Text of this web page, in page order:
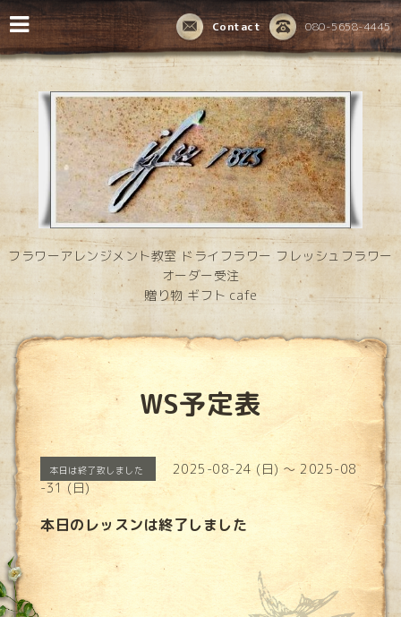
080-5658-4445
Contact
フラワーアレンジメント教室 ドライフラワー フレッシュフラワー
オーダー受注
贈り物 ギフト cafe
WS予定表
本日は終了致しました
2025-08-24 (日) ～ 2025-08
-31 (日)
本日のレッスンは終了しました